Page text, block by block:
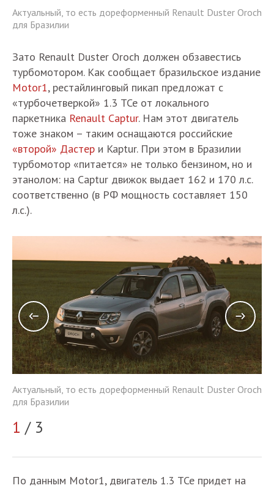
Актуальный, то есть дореформенный Renault Duster Oroch
для Бразилии
Зато Renault Duster Oroch должен обзавестись
турбомотором. Как сообщает бразильское издание
Motor1, рестайлинговый пикап предложат с
«турбочетверкой» 1.3 TCe от локального
паркетника Renault Captur. Нам этот двигатель
тоже знаком – таким оснащаются российские
«второй» Дастер и Kaptur. При этом в Бразилии
турбомотор «питается» не только бензином, но и
этанолом: на Captur движок выдает 162 и 170 л.с.
соответственно (в РФ мощность составляет 150
л.с.).
Актуальный, то есть дореформенный Renault Duster Oroch
для Бразилии
1 / 3
По данным Motor1, двигатель 1.3 TCe придет на